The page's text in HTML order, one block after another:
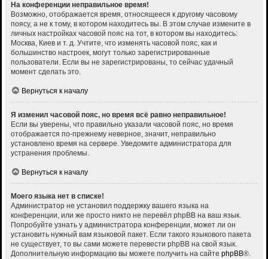
На конференции неправильное время!
Возможно, отображается время, относящееся к другому часовому
поясу, а не к тому, в котором находитесь вы. В этом случае измените в
личных настройках часовой пояс на тот, в котором вы находитесь:
Москва, Киев и т. д. Учтите, что изменять часовой пояс, как и
большинство настроек, могут только зарегистрированные
пользователи. Если вы не зарегистрированы, то сейчас удачный
момент сделать это.
Вернуться к началу
Я изменил часовой пояс, но время всё равно неправильное!
Если вы уверены, что правильно указали часовой пояс, но время
отображается по-прежнему неверное, значит, неправильно
установлено время на сервере. Уведомите администратора для
устранения проблемы.
Вернуться к началу
Моего языка нет в списке!
Администратор не установил поддержку вашего языка на
конференции, или же просто никто не перевёл phpBB на ваш язык.
Попробуйте узнать у администратора конференции, может ли он
установить нужный вам языковой пакет. Если такого языкового пакета
не существует, то вы сами можете перевести phpBB на свой язык.
Дополнительную информацию вы можете получить на сайте phpBB®.